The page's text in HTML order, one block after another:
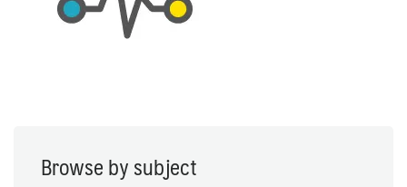
Browse by subject